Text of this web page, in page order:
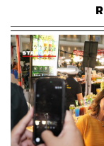
ส่วนที่กัมพูชาออก
ความรุนแรง อนุทิ
กระบวนการคณะก
แต่สิ่งที่เราได้ดำเ
คือประเทศไทย อย่
ล้ำอธิปไตยประเ
ตามกติกาสากล